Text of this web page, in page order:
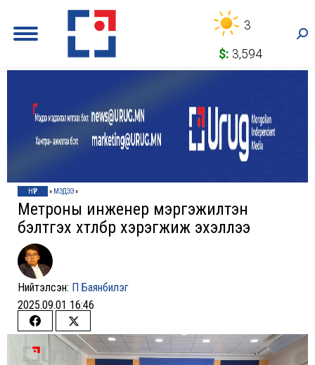
3
$: 3,594
НҮҮР » МЭДЭЭ»
Метроны инженер мэргэжилтэн
бэлтгэх хөтөлбөр хэрэгжиж эхэллээ
Нийтэлсэн: П Баянбилэг
2025.09.01 16:46
Share
on
Share
on